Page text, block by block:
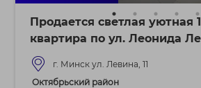
Продается светлая уютная
квартира по ул. Леонида
г. Минск ул. Левина, 11
Октябрьский район